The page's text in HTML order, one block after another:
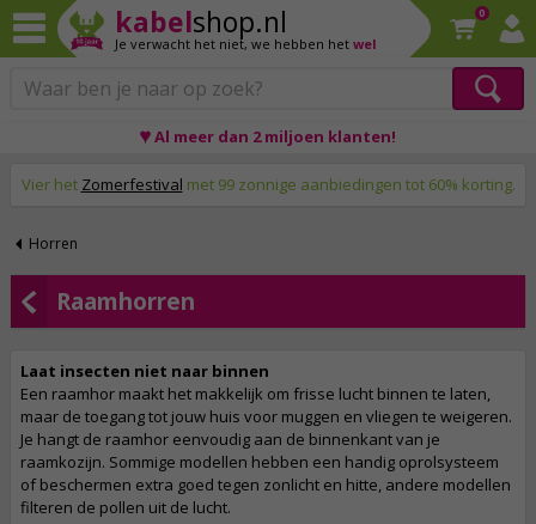
kabelshop.nl
Je verwacht het niet, we hebben het wel
0
Op werkdagen voor 23:59 uur besteld, morgen thuis!
Vier het Zomerfestival met 99 zonnige aanbiedingen tot 60% korting.
Horren
Raamhorren
Laat insecten niet naar binnen
Een raamhor maakt het makkelijk om frisse lucht binnen te laten,
maar de toegang tot jouw huis voor muggen en vliegen te weigeren.
Je hangt de raamhor eenvoudig aan de binnenkant van je
raamkozijn. Sommige modellen hebben een handig oprolsysteem
of beschermen extra goed tegen zonlicht en hitte, andere modellen
filteren de pollen uit de lucht.